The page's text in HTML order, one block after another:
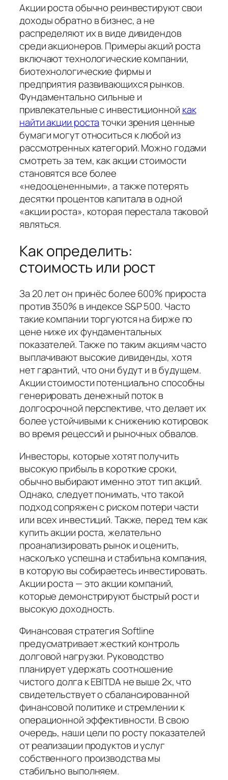
Акции роста обычно реинвестируют свои
доходы обратно в бизнес, а не
распределяют их в виде дивидендов
среди акционеров. Примеры акций роста
включают технологические компании,
биотехнологические фирмы и
предприятия развивающихся рынков.
Фундаментально сильные и
привлекательные с инвестиционной как
найти акции ростаточки зрения ценные
бумаги могут относиться к любой из
рассмотренных категорий. Можно годами
смотреть за тем, как акции стоимости
становятся все более
«недооцененными», а также потерять
десятки процентов капитала в одной
«акции роста», которая перестала таковой
являться.
Как определить:
стоимость или рост
За 20 лет он принёс более 600% прироста
против 350% в индексе S&P 500. Часто
такие компании торгуются на бирже по
цене ниже их фундаментальных
показателей. Также по таким акциям часто
выплачивают высокие дивиденды, хотя
нет гарантий, что они будут и в будущем.
Акции стоимости потенциально способны
генерировать денежный поток в
долгосрочной перспективе, что делает их
более устойчивыми к снижению котировок
во время рецессий и рыночных обвалов.
Инвесторы, которые хотят получить
высокую прибыль в короткие сроки,
обычно выбирают именно этот тип акций.
Однако, следует понимать, что такой
подход сопряжен с риском потери части
или всех инвестиций. Также, перед тем как
купить акции роста, желательно
проанализировать рынок и оценить,
насколько успешна и стабильна компания,
в которую вы собираетесь инвестировать.
Акции роста — это акции компаний,
которые демонстрируют быстрый рост и
высокую доходность.
Финансовая стратегия Softline
предусматривает жесткий контроль
долговой нагрузки. Руководство
планирует удержать соотношение
чистого долга к EBITDA не выше 2х, что
свидетельствует о сбалансированной
финансовой политике и стремлении к
операционной эффективности. В свою
очередь, наши цели по росту показателей
от реализации продуктов и услуг
собственного производства мы
стабильно выполняем.